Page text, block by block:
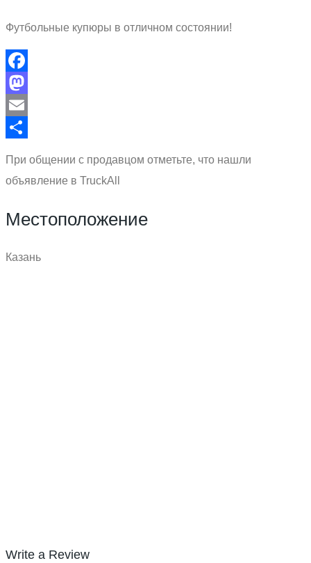
Футбольные купюры в отличном состоянии!
Facebook
Mastodon
Email
При общении с продавцом отметьте, что нашли
объявление в TruckAll
Местоположение
Казань
Write a Review